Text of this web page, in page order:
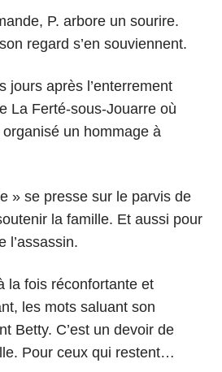
P. arbore un sourire.
regard s’en souviennent.
jours après l’enterrement
La Ferté-sous-Jouarre où
un hommage à
» se presse sur le parvis de
la famille. Et aussi pour
l’assassin.
la fois réconfortante et
les mots saluant son
Betty. C’est un devoir de
Pour ceux qui restent…